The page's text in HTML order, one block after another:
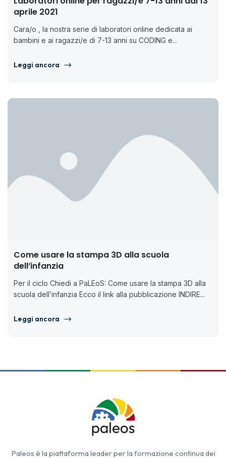
aprile 2021
Cara/o , la nostra serie di laboratori online dedicata ai
bambini e ai ragazzi/e di 7-13 anni su CODING e...
Leggi ancora
Come usare la stampa 3D alla scuola
dell’infanzia
Per il ciclo Chiedi a PaLEoS: Come usare la stampa 3D alla
scuola dell’infanzia Ecco il link alla pubblicazione INDIRE...
Leggi ancora
Paleos è la piattaforma leader per la formazione continua dei